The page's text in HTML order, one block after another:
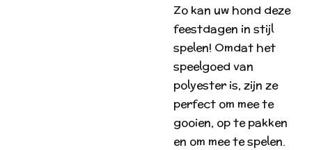
Zo kan uw hond deze
feestdagen in stijl
spelen! Omdat het
speelgoed van
polyester is, zijn ze
perfect om mee te
gooien, op te pakken
en om mee te spelen.